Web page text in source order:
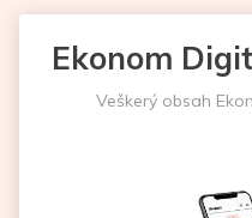
Ekonom
Veškerý obsah